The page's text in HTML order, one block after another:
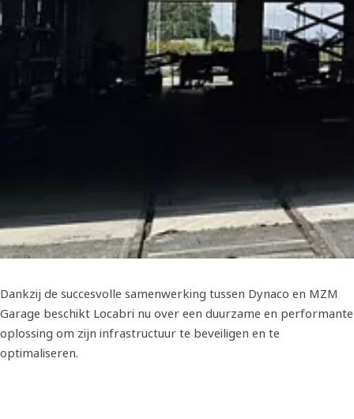
Dankzij de succesvolle samenwerking tussen Dynaco en MZM
Garage beschikt Locabri nu over een duurzame en performante
oplossing om zijn infrastructuur te beveiligen en te
optimaliseren.